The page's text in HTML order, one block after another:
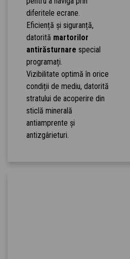
diferitele ecrane.
Eficiență și siguranță,
datorită martorilor
antirăsturnare special
programați.
Vizibilitate optimă în orice
condiții de mediu, datorită
stratului de acoperire din
sticlă minerală
antiamprente și
antizgârieturi.